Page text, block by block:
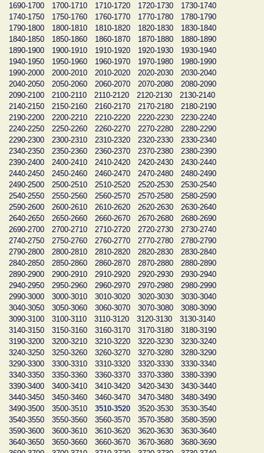
1690-1700
1700-1710 1710-1720 1720-1730
1730-1740
1740-1750
1750-1760 1760-1770 1770-1780
1780-1790
1790-1800
1800-1810 1810-1820 1820-1830
1830-1840
1840-1850
1850-1860 1860-1870 1870-1880
1880-1890
1890-1900
1900-1910 1910-1920 1920-1930
1930-1940
1940-1950
1950-1960 1960-1970 1970-1980
1980-1990
1990-2000
2000-2010 2010-2020 2020-2030
2030-2040
2040-2050
2050-2060 2060-2070 2070-2080
2080-2090
2090-2100
2100-2110 2110-2120 2120-2130
2130-2140
2140-2150
2150-2160 2160-2170 2170-2180
2180-2190
2190-2200
2200-2210 2210-2220 2220-2230
2230-2240
2240-2250
2250-2260 2260-2270 2270-2280
2280-2290
2290-2300
2300-2310 2310-2320 2320-2330
2330-2340
2340-2350
2350-2360 2360-2370 2370-2380
2380-2390
2390-2400
2400-2410 2410-2420 2420-2430
2430-2440
2440-2450
2450-2460 2460-2470 2470-2480
2480-2490
2490-2500
2500-2510 2510-2520 2520-2530
2530-2540
2540-2550
2550-2560 2560-2570 2570-2580
2580-2590
2590-2600
2600-2610 2610-2620 2620-2630
2630-2640
2640-2650
2650-2660 2660-2670 2670-2680
2680-2690
2690-2700
2700-2710 2710-2720 2720-2730
2730-2740
2740-2750
2750-2760 2760-2770 2770-2780
2780-2790
2790-2800
2800-2810 2810-2820 2820-2830
2830-2840
2840-2850
2850-2860 2860-2870 2870-2880
2880-2890
2890-2900
2900-2910 2910-2920 2920-2930
2930-2940
2940-2950
2950-2960 2960-2970 2970-2980
2980-2990
2990-3000
3000-3010 3010-3020 3020-3030
3030-3040
3040-3050
3050-3060 3060-3070 3070-3080
3080-3090
3090-3100
3100-3110 3110-3120 3120-3130
3130-3140
3140-3150
3150-3160 3160-3170 3170-3180
3180-3190
3190-3200
3200-3210 3210-3220 3220-3230
3230-3240
3240-3250
3250-3260 3260-3270 3270-3280
3280-3290
3290-3300
3300-3310 3310-3320 3320-3330
3330-3340
3340-3350
3350-3360 3360-3370 3370-3380
3380-3390
3390-3400
3400-3410 3410-3420 3420-3430
3430-3440
3440-3450
3450-3460 3460-3470 3470-3480
3480-3490
3490-3500
3500-3510 3510-3520 3520-3530
3530-3540
3540-3550
3550-3560 3560-3570 3570-3580
3580-3590
3590-3600
3600-3610 3610-3620 3620-3630
3630-3640
3640-3650
3650-3660 3660-3670 3670-3680
3680-3690